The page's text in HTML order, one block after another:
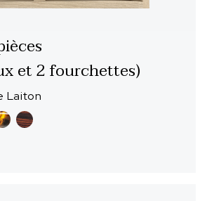
et 2 fourchettes)
Laiton